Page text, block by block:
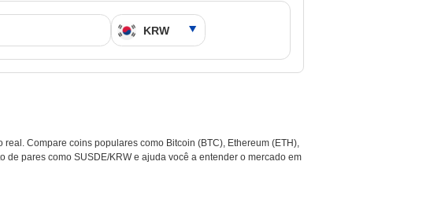
Compare coins populares como Bitcoin (BTC), Ethereum (ETH),
pares como SUSDE/KRW e ajuda você a entender o mercado em